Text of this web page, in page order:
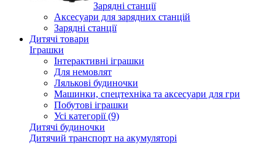
Зарядні станції
Аксесуари для зарядних станцій
Зарядні станції
Дитячі товари
Іграшки
Інтерактивні іграшки
Для немовлят
Лялькові будиночки
Машинки, спецтехніка та аксесуари для гри
Побутові іграшки
Усі категорії (9)
Дитячі будиночки
Дитячий транспорт на акумуляторі